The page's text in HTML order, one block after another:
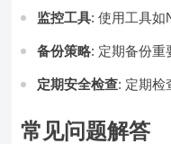
监控工具: 使用工具如
备份策略: 定期备份重
定期安全检查: 定期检
常见问题解答